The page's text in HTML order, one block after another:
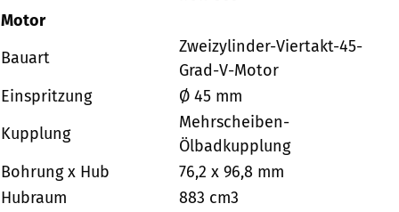
Motor
Bauart
Zweizylinder-Viertakt-45-
Grad-V-Motor
Einspritzung
Ø 45 mm
Kupplung
Mehrscheiben-
Ölbadkupplung
Bohrung x Hub
76,2 x 96,8 mm
Hubraum
883 cm3